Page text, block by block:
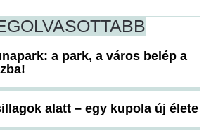
a park, a város belép a
alatt – egy kupola új élete